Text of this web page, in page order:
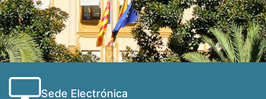
Sede Electrónica